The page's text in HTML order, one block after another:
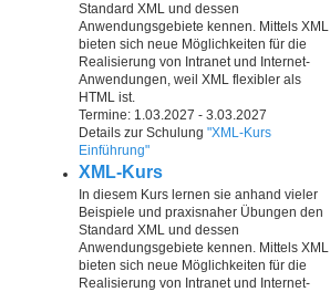
Standard XML und dessen
Anwendungsgebiete kennen. Mittels XML
bieten sich neue Möglichkeiten für die
Realisierung von Intranet und Internet-
Anwendungen, weil XML flexibler als
HTML ist.
Termine: 1.03.2027 - 3.03.2027
Details zur Schulung "XML-Kurs
Einführung"
XML-Kurs
In diesem Kurs lernen sie anhand vieler
Beispiele und praxisnaher Übungen den
Standard XML und dessen
Anwendungsgebiete kennen. Mittels XML
bieten sich neue Möglichkeiten für die
Realisierung von Intranet und Internet-